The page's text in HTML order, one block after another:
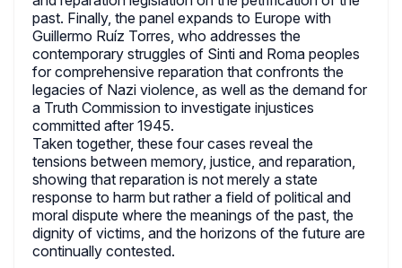
past. Finally, the panel expands to Europe with
Guillermo Ruíz Torres, who addresses the
contemporary struggles of Sinti and Roma peoples
for comprehensive reparation that confronts the
legacies of Nazi violence, as well as the demand for
a Truth Commission to investigate injustices
committed after 1945.
Taken together, these four cases reveal the
tensions between memory, justice, and reparation,
showing that reparation is not merely a state
response to harm but rather a field of political and
moral dispute where the meanings of the past, the
dignity of victims, and the horizons of the future are
continually contested.